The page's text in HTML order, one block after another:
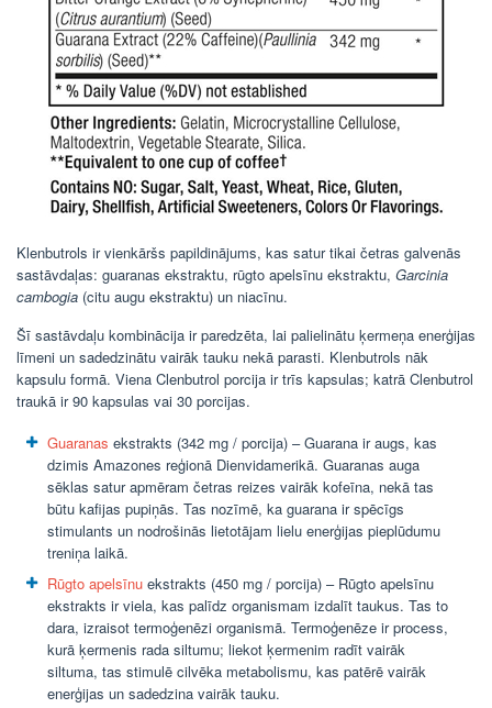
Klenbutrols ir vienkāršs papildinājums, kas satur tikai četras galvenās
sastāvdaļas: guaranas ekstraktu, rūgto apelsīnu ekstraktu, Garcinia
cambogia (citu augu ekstraktu) un niacīnu.
Šī sastāvdaļu kombinācija ir paredzēta, lai palielinātu ķermeņa enerģijas
līmeni un sadedzinātu vairāk tauku nekā parasti. Klenbutrols nāk
kapsulu formā. Viena Clenbutrol porcija ir trīs kapsulas; katrā Clenbutrol
traukā ir 90 kapsulas vai 30 porcijas.
Guaranas ekstrakts (342 mg / porcija) – Guarana ir augs, kas
dzimis Amazones reģionā Dienvidamerikā. Guaranas auga
sēklas satur apmēram četras reizes vairāk kofeīna, nekā tas
būtu kafijas pupiņās. Tas nozīmē, ka guarana ir spēcīgs
stimulants un nodrošinās lietotājam lielu enerģijas pieplūdumu
treniņa laikā.
Rūgto apelsīnu ekstrakts (450 mg / porcija) – Rūgto apelsīnu
ekstrakts ir viela, kas palīdz organismam izdalīt taukus. Tas to
dara, izraisot termoģenēzi organismā. Termoģenēze ir process,
kurā ķermenis rada siltumu; liekot ķermenim radīt vairāk
siltuma, tas stimulē cilvēka metabolismu, kas patērē vairāk
enerģijas un sadedzina vairāk tauku.